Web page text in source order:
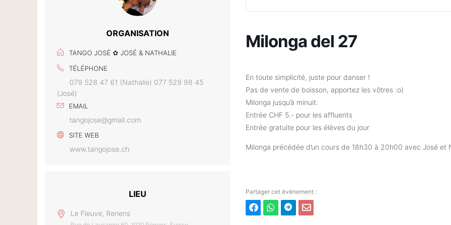
ORGANISATION
TANGO JOSÉ ✿ JOSÉ & NATHALIE
TÉLÉPHONE
079 528 47 61 (Nathalie) 077 529 98 45
(José)
EMAIL
tangojose@gmail.com
SITE WEB
www.tangojose.ch
LIEU
Le Fleuve, Renens
Milonga del 27
En toute simplicité, juste pour danser !
Pas de vente de boisson, apportez les vôtres :o)
Milonga jusqu’à minuit.
Entrée CHF 5.- pour les affluents
Entrée gratuite pour les élèves du jour
Milonga précédée d’un cours de 18h30 à 20h00 avec José et